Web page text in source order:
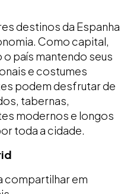
destinos da Espanha
Como capital,
país mantendo seus
e costumes
podem desfrutar de
tabernas,
modernos e longos
toda a cidade.
compartilhar em